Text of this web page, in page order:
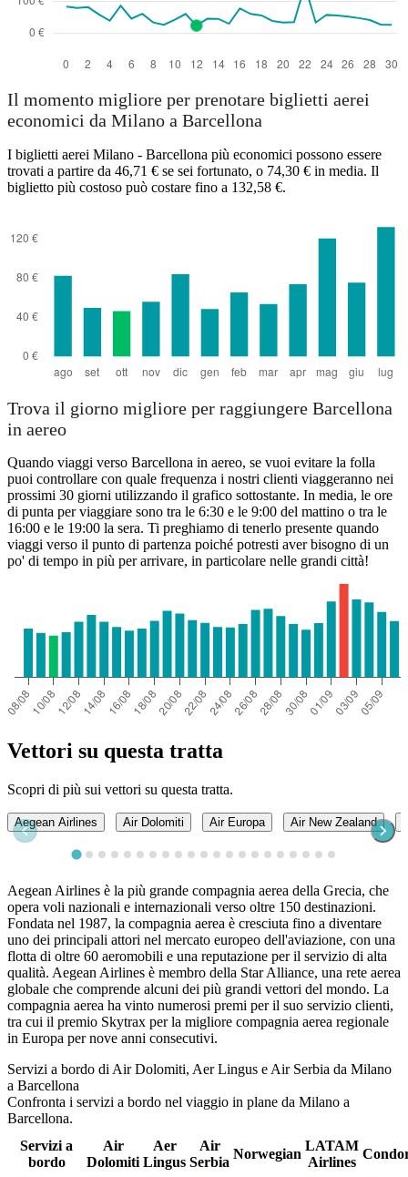
Il momento migliore per prenotare biglietti aerei
economici da Milano a Barcellona
I biglietti aerei Milano - Barcellona più economici possono essere
trovati a partire da 46,71 € se sei fortunato, o 74,30 € in media. Il
biglietto più costoso può costare fino a 132,58 €.
Trova il giorno migliore per raggiungere Barcellona
in aereo
Quando viaggi verso Barcellona in aereo, se vuoi evitare la folla
puoi controllare con quale frequenza i nostri clienti viaggeranno nei
prossimi 30 giorni utilizzando il grafico sottostante. In media, le ore
di punta per viaggiare sono tra le 6:30 e le 9:00 del mattino o tra le
16:00 e le 19:00 la sera. Ti preghiamo di tenerlo presente quando
viaggi verso il punto di partenza poiché potresti aver bisogno di un
po' di tempo in più per arrivare, in particolare nelle grandi città!
Vettori su questa tratta
Scopri di più sui vettori su questa tratta.
Aegean Airlines Air Dolomiti Air Europa Air New Zealand
Aegean Airlines è la più grande compagnia aerea della Grecia, che
opera voli nazionali e internazionali verso oltre 150 destinazioni.
Fondata nel 1987, la compagnia aerea è cresciuta fino a diventare
uno dei principali attori nel mercato europeo dell'aviazione, con una
flotta di oltre 60 aeromobili e una reputazione per il servizio di alta
qualità. Aegean Airlines è membro della Star Alliance, una rete aerea
globale che comprende alcuni dei più grandi vettori del mondo. La
compagnia aerea ha vinto numerosi premi per il suo servizio clienti,
tra cui il premio Skytrax per la migliore compagnia aerea regionale
in Europa per nove anni consecutivi.
Servizi a bordo di Air Dolomiti, Aer Lingus e Air Serbia da Milano
a Barcellona
Confronta i servizi a bordo nel viaggio in plane da Milano a
Barcellona.
Servizi a
bordo
Air
Dolomiti
Aer
Lingus
Air
Serbia
Norwegian
LATAM
Airlines